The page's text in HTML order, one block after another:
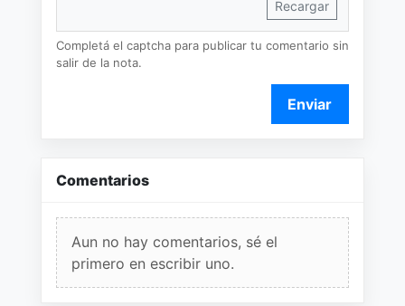
Recargar
Completá el captcha para publicar tu comentario sin
salir de la nota.
Enviar
Comentarios
Aun no hay comentarios, sé el
primero en escribir uno.